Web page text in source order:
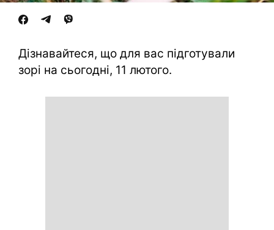
Дізнавайтеся, що для вас підготували
зорі на сьогодні, 11 лютого.